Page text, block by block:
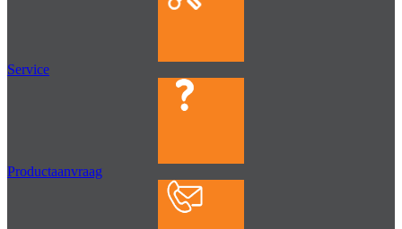
Service
Productaanvraag